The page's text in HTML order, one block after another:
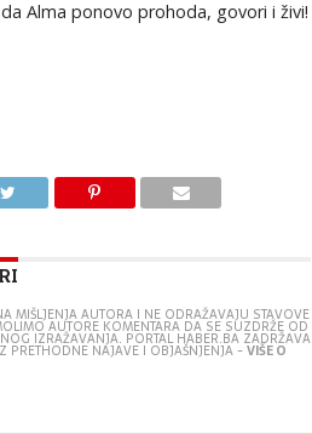
Alma ponovo prohoda, govori i živi!
MIŠLJENJA AUTORA I NE ODRAŽAVAJU STAVOVE
AUTORE KOMENTARA DA SE SUZDRŽE OD
IZRAŽAVANJA. PORTAL HABER.BA ZADRŽAVA
PRETHODNE NAJAVE I OBJAŠNJENJA -VIŠE O